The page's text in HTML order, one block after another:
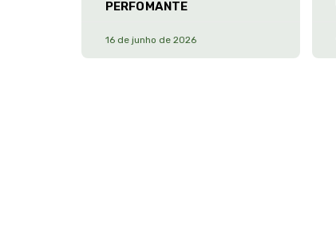
PERFOMANTE
16 de junho de 2026